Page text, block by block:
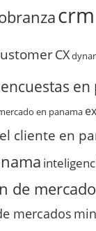
CX
encuestas en
en panama
cliente en
de
mercados